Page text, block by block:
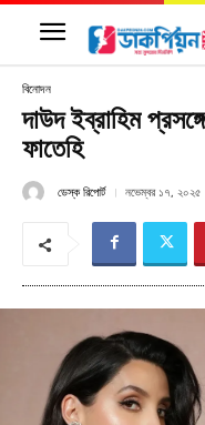
বিনোদন
দাউদ ইব্রাহিম
ফাতেহি
ডেস্ক রিপোর্ট নভেম্বর ১৭, ২০২৫